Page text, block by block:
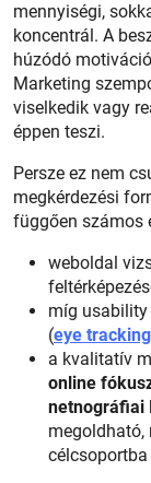
mennyiségi,
koncentrál. A
húzódó
Marketing
viselkedik vagy
éppen teszi.
Persze ez nem
megkérdezési
függően számos
weboldal
míg usability
(eye tracking
a kvalitatív
online
netnográfiai
megoldható,